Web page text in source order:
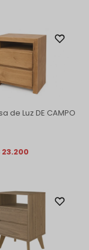
de Luz DE CAMPO
23.200